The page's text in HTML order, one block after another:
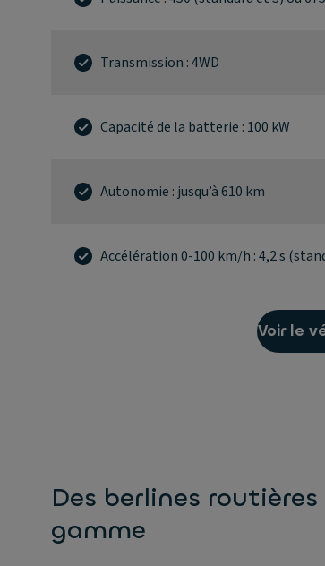
Transmission : 4WD
Capacité de la batterie : 100 kW
Autonomie : jusqu’à 610 km
Accélération 0-100 km/h : 4,2 s
Voir le
Des berlines
gamme